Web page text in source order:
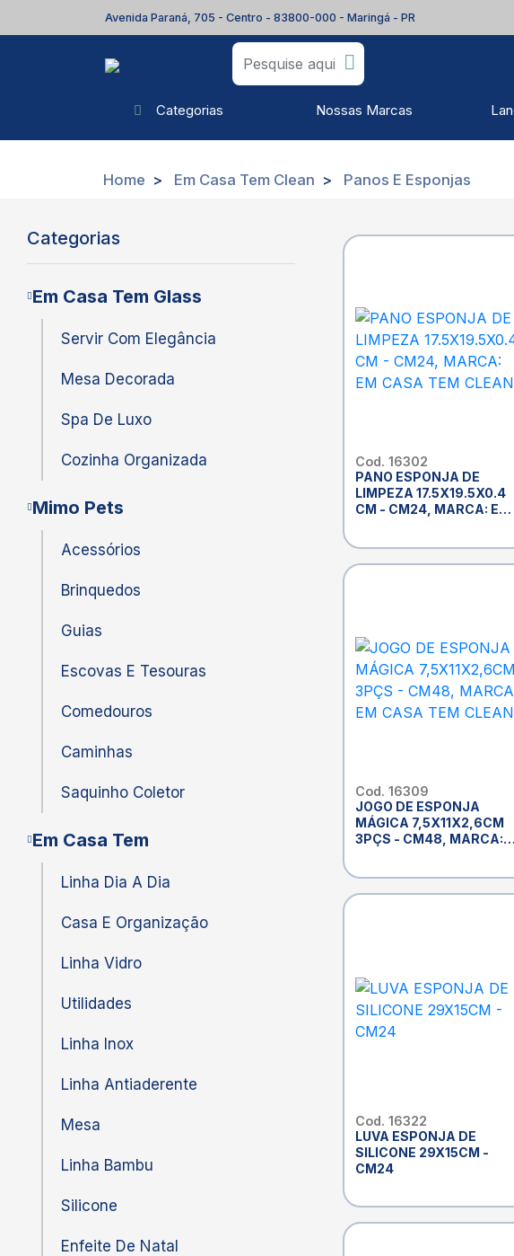
Avenida Paraná, 705 - Centro - 83800-000 - Maringá - PR
Categorias Nossas Marcas
Home Em Casa Tem Clean Panos E Esponjas
Categorias
Em Casa Tem Glass
Servir Com Elegância
Mesa Decorada
Spa De Luxo
Cozinha Organizada
Mimo Pets
Acessórios
Brinquedos
Guias
Escovas E Tesouras
Comedouros
Caminhas
Saquinho Coletor
Em Casa Tem
Linha Dia A Dia
Casa E Organização
Linha Vidro
Utilidades
Linha Inox
Linha Antiaderente
Mesa
Linha Bambu
Silicone
Enfeite De Natal
Cod. 16302
PANO ESPONJA DE
LIMPEZA 17.5X19.5X0.4
CM - CM24, MARCA: EM
Cod. 16309
JOGO DE ESPONJA
MÁGICA 7,5X11X2,6CM
3PÇS - CM48, MARCA:
Cod. 16322
LUVA ESPONJA DE
SILICONE 29X15CM -
CM24